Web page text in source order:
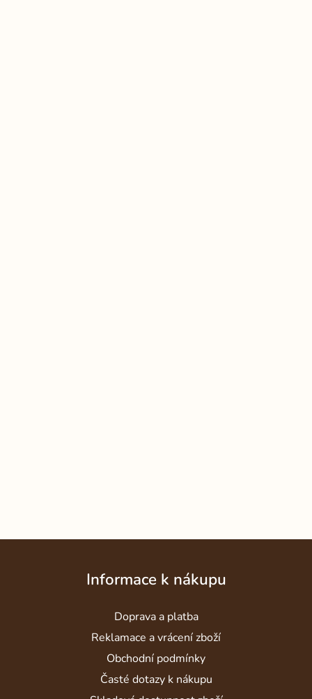
Informace k nákupu
Doprava a platba
Reklamace a vrácení zboží
Obchodní podmínky
Časté dotazy k nákupu